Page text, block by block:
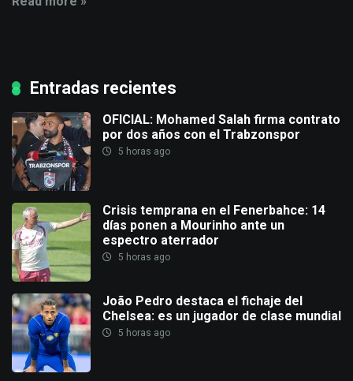
Entradas recientes
OFICIAL: Mohamed Salah firma contrato
por dos años con el Trabzonspor
5 horas ago
Crisis temprana en el Fenerbahce: 14
días ponen a Mourinho ante un
espectro aterrador
5 horas ago
João Pedro destaca el fichaje del
Chelsea: es un jugador de clase mundial
5 horas ago